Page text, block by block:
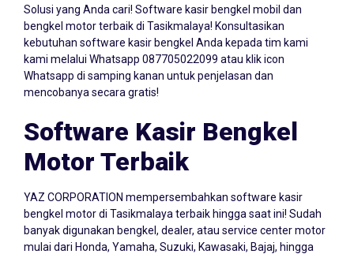
Solusi yang Anda cari! Software kasir bengkel mobil dan
bengkel motor terbaik di Tasikmalaya! Konsultasikan
kebutuhan software kasir bengkel Anda kepada tim kami
kami melalui Whatsapp 087705022099 atau klik icon
Whatsapp di samping kanan untuk penjelasan dan
mencobanya secara gratis!
Software Kasir Bengkel
Motor Terbaik
YAZ CORPORATION mempersembahkan software kasir
bengkel motor di Tasikmalaya terbaik hingga saat ini! Sudah
banyak digunakan bengkel, dealer, atau service center motor
mulai dari Honda, Yamaha, Suzuki, Kawasaki, Bajaj, hingga